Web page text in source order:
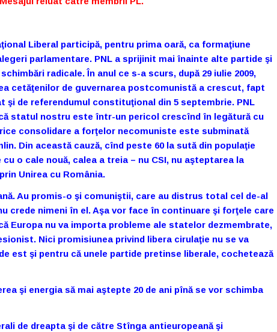
Liberal participă, pentru prima oară, ca formaţiune
parlamentare. PNL a sprijinit mai înainte alte partide şi
radicale. În anul ce s-a scurs, după 29 iulie 2009,
cetăţenilor de guvernarea postcomunistă a crescut, fapt
şi de referendumul constituţional din 5 septembrie. PNL
statul nostru este într-un pericol crescînd în legătură cu
consolidare a forţelor necomuniste este subminată
Din această cauză, cînd peste 60 la sută din populaţie
o cale nouă, calea a treia – nu CSI, nu aşteptarea la
Unirea cu România.
Au promis-o şi comuniştii, care au distrus total cel de-al
crede nimeni în el. Aşa vor face în continuare şi forţele care
Europa nu va importa probleme ale statelor dezmembrate,
Nici promisiunea privind libera cirulaţie nu se va
est şi pentru că unele partide pretinse liberale, cochetează
şi energia să mai aştepte 20 de ani pînă se vor schimba
de dreapta şi de către Stînga antieuropeană şi